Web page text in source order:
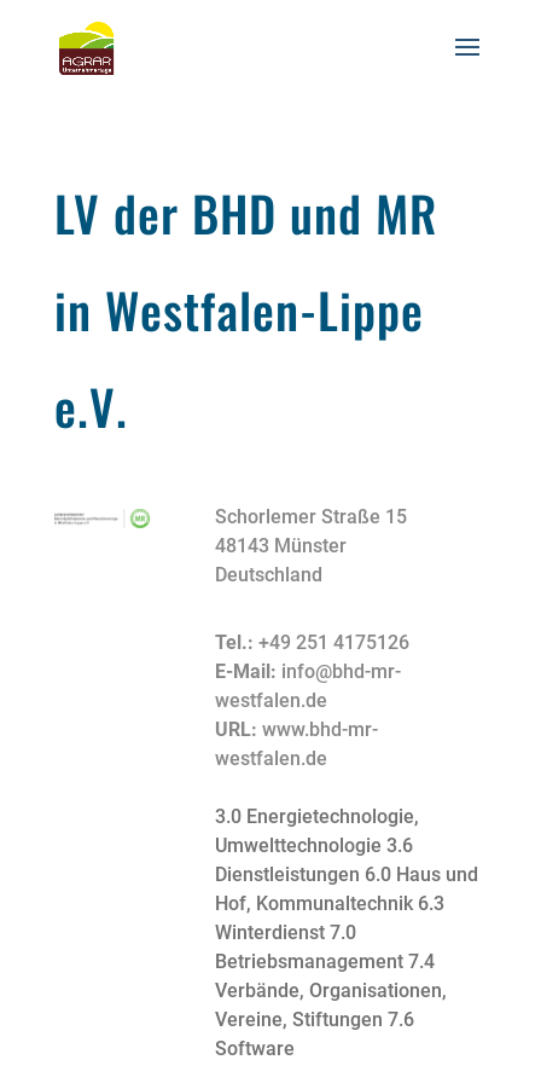
LV der BHD und MR
in Westfalen-Lippe
e.V.
Schorlemer Straße 15
48143 Münster
Deutschland
Tel.:+49 251 4175126
E-Mail: info@bhd-mr-
westfalen.de
URL:www.bhd-mr-
westfalen.de
3.0 Energietechnologie,
Umwelttechnologie 3.6
Dienstleistungen 6.0 Haus und
Hof, Kommunaltechnik 6.3
Winterdienst 7.0
Betriebsmanagement 7.4
Verbände, Organisationen,
Vereine, Stiftungen 7.6
Software